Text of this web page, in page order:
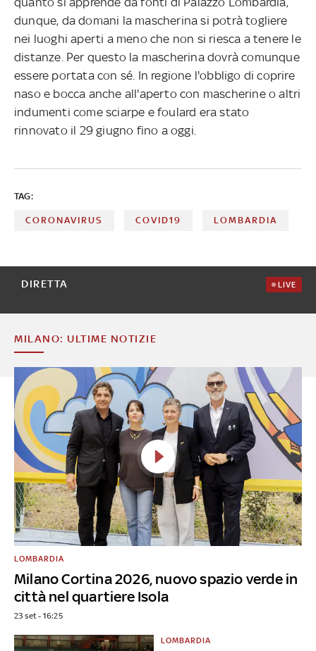
dunque, da domani la mascherina si potrà togliere
nei luoghi aperti a meno che non si riesca a tenere le
distanze. Per questo la mascherina dovrà comunque
essere portata con sé. In regione l'obbligo di coprire
naso e bocca anche all'aperto con mascherine o altri
indumenti come sciarpe e foulard era stato
rinnovato il 29 giugno fino a oggi.
TAG:
CORONAVIRUS COVID19 LOMBARDIA
DIRETTA LIVE
MILANO: ULTIME NOTIZIE
Milano Cortina 2026, nuovo spazio verde in
città nel quartiere Isola
LOMBARDIA
23 set - 16:25
LOMBARDIA